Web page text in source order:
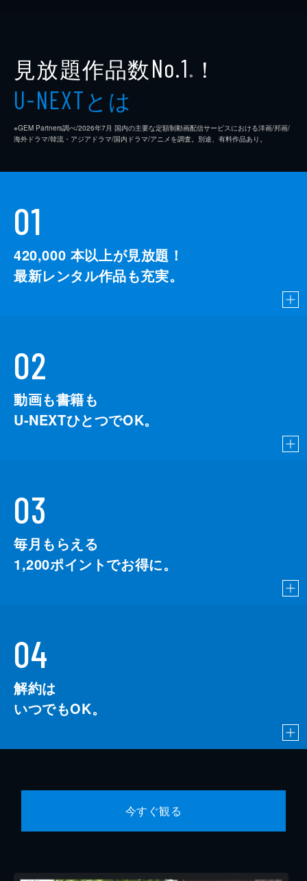
見放題作品数No.1 ※ ！
U-NEXTとは
※GEM Partners調べ/2026年7⽉ 国内の主要な定額制動画配信サービスにおける洋画/邦画/
海外ドラマ/韓流・アジアドラマ/国内ドラマ/アニメを調査。別途、有料作品あり。
01
420,000 本以上が見放題！
最新レンタル作品も充実。
02
動画も書籍も
U-NEXTひとつでOK。
03
毎月もらえる
1,200ポイントでお得に。
04
解約は
いつでもOK。
今すぐ観る